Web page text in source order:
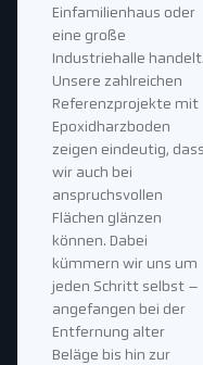
Einfamilienhaus oder
eine große
Industriehalle handelt.
Unsere zahlreichen
Referenzprojekte mit
Epoxidharzboden
zeigen eindeutig, dass
wir auch bei
anspruchsvollen
Flächen glänzen
können. Dabei
kümmern wir uns um
jeden Schritt selbst –
angefangen bei der
Entfernung alter
Beläge bis hin zur